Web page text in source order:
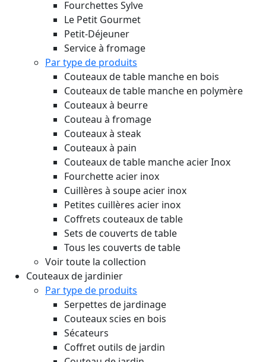
Fourchettes Sylve
Le Petit Gourmet
Petit-Déjeuner
Service à fromage
Par type de produits
Couteaux de table manche en bois
Couteaux de table manche en polymère
Couteaux à beurre
Couteau à fromage
Couteaux à steak
Couteaux à pain
Couteaux de table manche acier Inox
Fourchette acier inox
Cuillères à soupe acier inox
Petites cuillères acier inox
Coffrets couteaux de table
Sets de couverts de table
Tous les couverts de table
Voir toute la collection
Couteaux de jardinier
Par type de produits
Serpettes de jardinage
Couteaux scies en bois
Sécateurs
Coffret outils de jardin